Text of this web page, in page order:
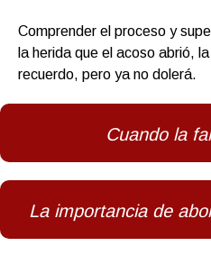
Comprender el proceso y
la herida que el acoso abrió,
recuerdo, pero ya no dolerá.
Cuando la
La importancia de